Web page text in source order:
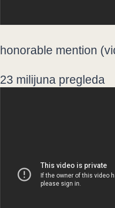
honorable mention
23 milijuna pregleda